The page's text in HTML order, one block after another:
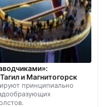
и Магнитогорск
принципиально